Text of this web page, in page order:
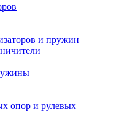
и пружин
опор и рулевых